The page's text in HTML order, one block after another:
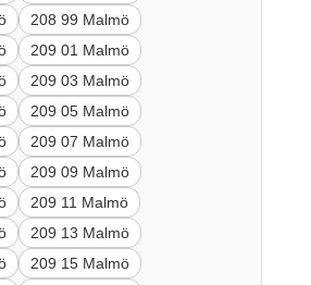
208 99 Malmö
209 01 Malmö
209 03 Malmö
209 05 Malmö
209 07 Malmö
209 09 Malmö
209 11 Malmö
209 13 Malmö
209 15 Malmö